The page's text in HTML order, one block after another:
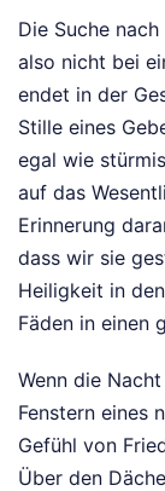
Die Suche
also nicht bei
endet in der
Stille eines
egal wie
auf das
Erinnerung
dass wir sie
Heiligkeit in
Fäden in einen
Wenn die
Fenstern eines
Gefühl von
Über den